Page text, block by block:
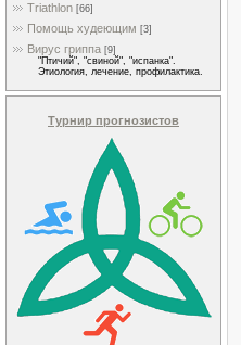
Triathlon [66]
Помощь худеющим [3]
Вирус гриппа [9]
"Птичий", "свиной", "испанка".
Этиология, лечение, профилактика.
Турнир прогнозистов